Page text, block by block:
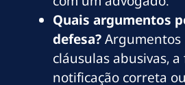
Quais argumentos
defesa?Argumentos
cláusulas abusivas,
notificação correta